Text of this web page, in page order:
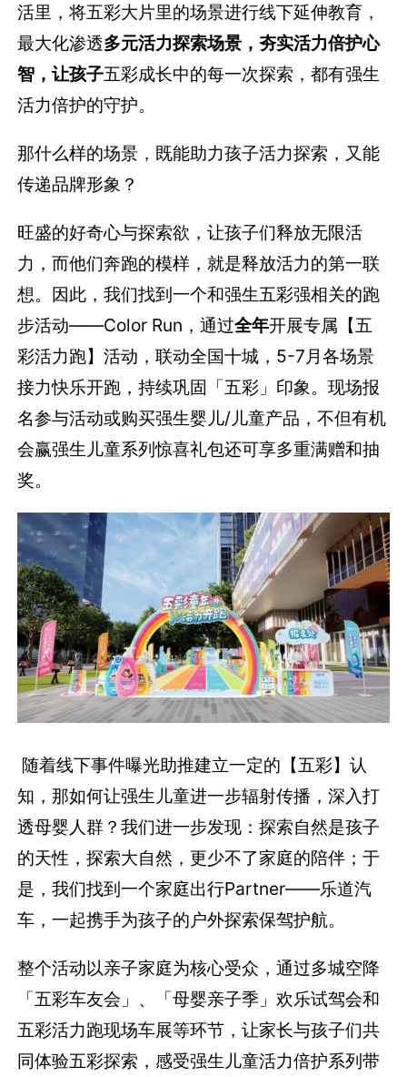
活里，将五彩大片里的场景进行线下延伸教育，
最大化渗透多元活力探索场景，夯实活力倍护心
智 ，让孩子五彩成长中的每一次探索，都有强生
活力倍护的守护。
那什么样的场景，既能助力孩子活力探索，又能
传递品牌形象？
旺盛的好奇心与探索欲，让孩子们释放无限活
力，而他们奔跑的模样，就是释放活力的第一联
想。因此，我们找到一个和强生五彩强相关的跑
步活动——Color Run，通过全年开展专属【五
彩活力跑】活动，联动全国十城，5-7月各场景
接力快乐开跑，持续巩固「五彩」印象。现场报
名参与活动或购买强生婴儿/儿童产品，不但有机
会赢强生儿童系列惊喜礼包还可享多重满赠和抽
奖。
随着线下事件曝光助推建立一定的【五彩】认
知，那如何让强生儿童进一步辐射传播，深入打
透母婴人群？我们进一步发现：探索自然是孩子
的天性，探索大自然，更少不了家庭的陪伴；于
是，我们找到一个家庭出行Partner——乐道汽
车，一起携手为孩子的户外探索保驾护航。
整个活动以亲子家庭为核心受众，通过多城空降
「五彩车友会」、「母婴亲子季」欢乐试驾会和
五彩活力跑现场车展等环节，让家长与孩子们共
同体验五彩探索，感受强生儿童活力倍护系列带